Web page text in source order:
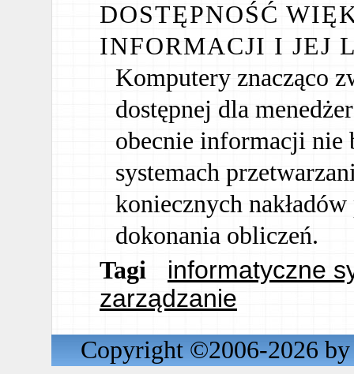
DOSTĘPNOŚĆ
INFORMACJI I JEJ
Komputery znacząco
dostępnej dla
obecnie informacji nie
systemach
koniecznych
dokonania obliczeń.
Tagi
informatyczne
zarządzanie
Copyright ©2006-2026